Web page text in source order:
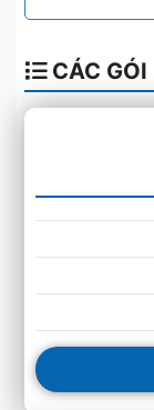
CÁC GÓI